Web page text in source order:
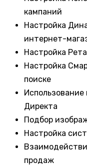
кампаний
Настройка
интернет-
Настройка
Настройка
поиске
Директа
Подбор
Настройка
продаж